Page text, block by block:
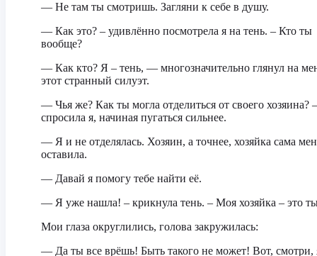
— Не там ты смотришь. Загляни к себе в душу.
— Как это? – удивлённо посмотрела я на тень. – Кто ты
вообще?
— Как кто? Я – тень, — многозначительно глянул на
этот странный силуэт.
— Чья же? Как ты могла отделиться от своего хозяина? –
спросила я, начиная пугаться сильнее.
— Я и не отделялась. Хозяин, а точнее, хозяйка сама
оставила.
— Давай я помогу тебе найти её.
— Я уже нашла! – крикнула тень. – Моя хозяйка – это
Мои глаза округлились, голова закружилась:
— Да ты все врёшь! Быть такого не может! Вот, смотри,